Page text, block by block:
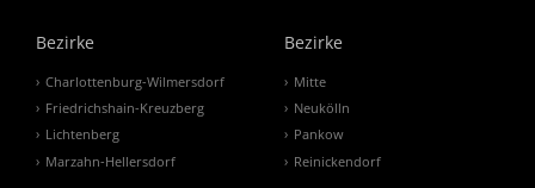
Bezirke
Charlottenburg-Wilmersdorf
Friedrichshain-Kreuzberg
Lichtenberg
Marzahn-Hellersdorf
Bezirke
Mitte
Neukölln
Pankow
Reinickendorf